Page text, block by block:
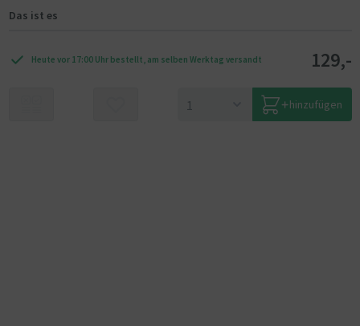
Das ist es
Heute vor 17:00 Uhr bestellt, am selben Werktag versandt 129,-
hinzufügen